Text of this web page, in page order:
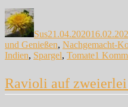
Autor
Sus21.04.2020
und Genießen, Nachgemacht-
Indien, Spargel, Tomate1
Ravioli auf